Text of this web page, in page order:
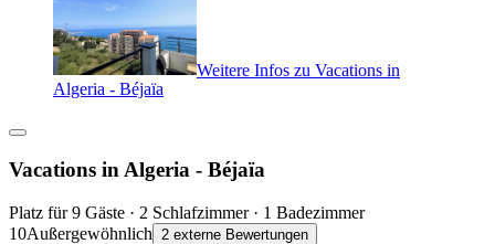
Weitere Infos zu Vacations in
Algeria - Béjaïa
Vacations in Algeria - Béjaïa
Platz für 9 Gäste · 2 Schlafzimmer · 1 Badezimmer
10Außergewöhnlich 2 externe Bewertungen